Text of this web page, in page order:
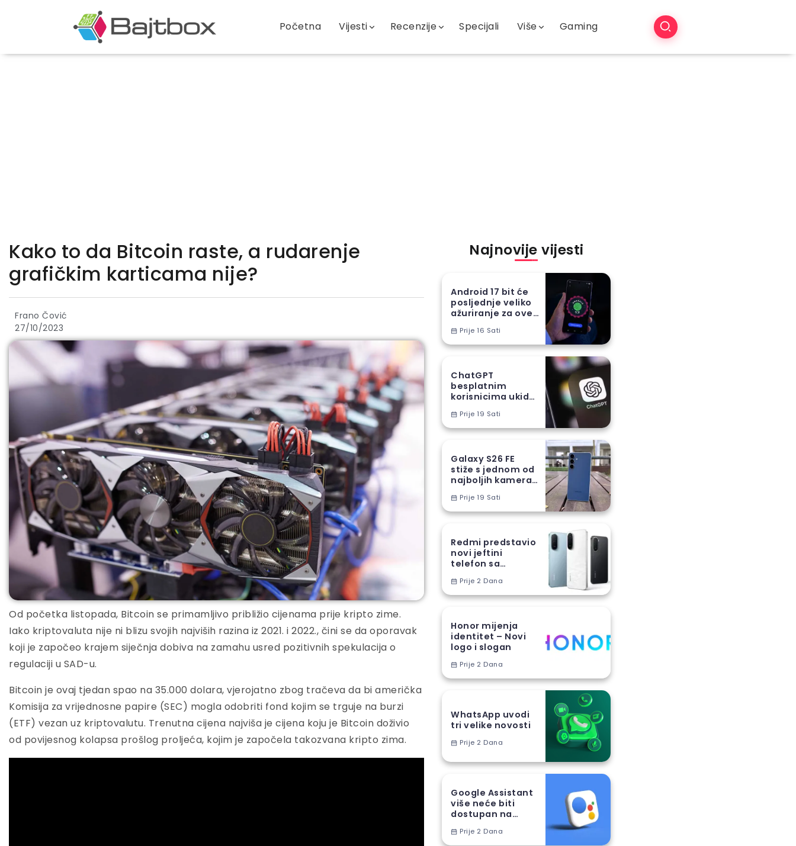
Početna Vijesti Recenzije Specijali Više Gaming
Kako to da Bitcoin raste, a rudarenje
grafičkim karticama nije?
Frano Čović
27/10/2023
Od početka listopada, Bitcoin se primamljivo približio cijenama prije kripto zime.
Iako kriptovaluta nije ni blizu svojih najviših razina iz 2021. i 2022., čini se da oporavak
koji je započeo krajem siječnja dobiva na zamahu usred pozitivnih spekulacija o
regulaciji u SAD-u.
Bitcoin je ovaj tjedan spao na 35.000 dolara, vjerojatno zbog tračeva da bi američka
Komisija za vrijednosne papire (SEC) mogla odobriti fond kojim se trguje na burzi
(ETF) vezan uz kriptovalutu. Trenutna cijena najviša je cijena koju je Bitcoin doživio
od povijesnog kolapsa prošlog proljeća, kojim je započela takozvana kripto zima.
Najnovije vijesti
Android 17 bit će
posljednje veliko
ažuriranje za ove
Prije 16 Sati
ChatGPT
besplatnim
korisnicima ukida
ograničenja
Prije 19 Sati
Galaxy S26 FE
stiže s jednom od
najboljih kamera
serije
Prije 19 Sati
Redmi predstavio
novi jeftini
telefon sa
baterijom
Prije 2 Dana
Honor mijenja
identitet – Novi
logo i slogan
Prije 2 Dana
WhatsApp uvodi
tri velike novosti
Prije 2 Dana
Google Assistant
više neće biti
dostupan na
telefonima
Prije 2 Dana